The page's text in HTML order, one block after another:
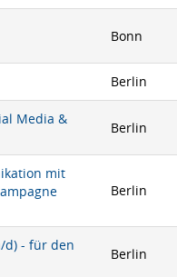
Bonn
Berlin
Media &
Berlin
mit
Berlin
d) - für den
Berlin